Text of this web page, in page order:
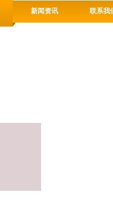
新闻资讯 联系我